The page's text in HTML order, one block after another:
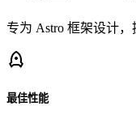
专为 Astro 框架设计
最佳性能